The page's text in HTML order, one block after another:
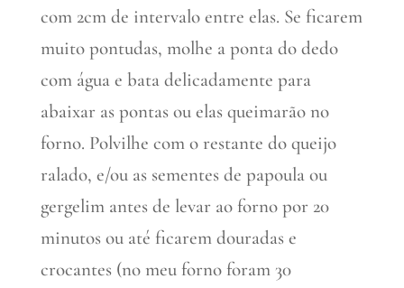
com 2cm de intervalo entre elas. Se ficarem
muito pontudas, molhe a ponta do dedo
com água e bata delicadamente para
abaixar as pontas ou elas queimarão no
forno. Polvilhe com o restante do queijo
ralado, e/ou as sementes de papoula ou
gergelim antes de levar ao forno por 20
minutos ou até ficarem douradas e
crocantes (no meu forno foram 30